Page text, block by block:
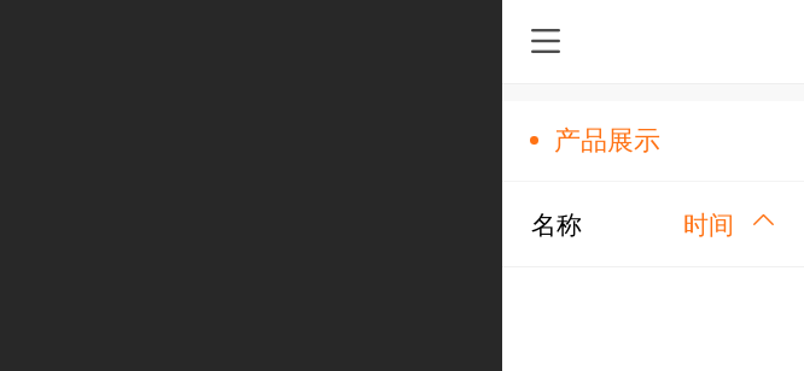
产品展示
名称 时间